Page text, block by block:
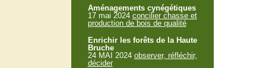
Aménagements cynégétiques
17 mai 2024 concilier chasse et
production de bois de qualité
Enrichir les forêts de la Haute
Bruche
24 MAI 2024 observer, réfléchir,
décider